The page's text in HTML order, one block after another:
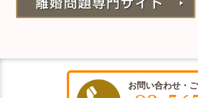
お問い合わせ・